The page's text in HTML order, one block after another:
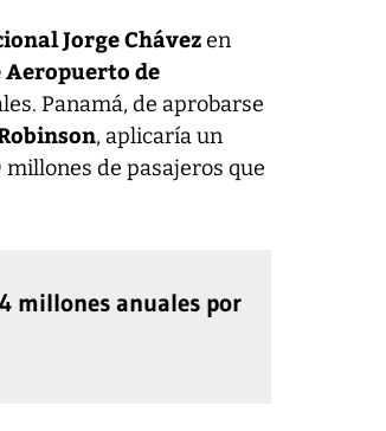
Jorge Chávezen
Aeropuerto de
Panamá, de aprobarse
, aplicaría un
de pasajeros que
millones anuales por